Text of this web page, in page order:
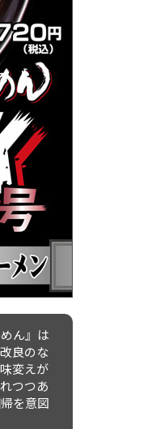
ん』は
良のな
変えが
つつあ
を意図